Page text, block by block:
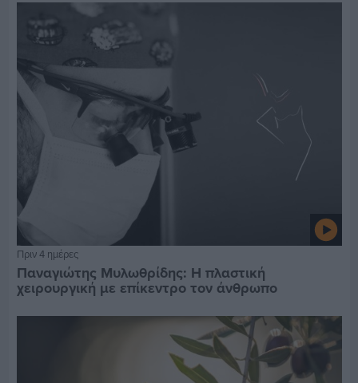
Πριν 4 ημέρες
Παναγιώτης Μυλωθρίδης: Η πλαστική
χειρουργική με επίκεντρο τον άνθρωπο